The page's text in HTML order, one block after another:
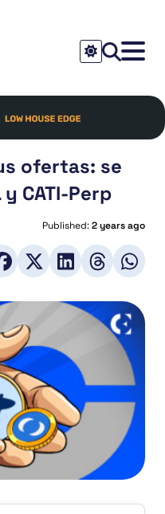
ofertas: se
y CATI-Perp
Published:2 years ago